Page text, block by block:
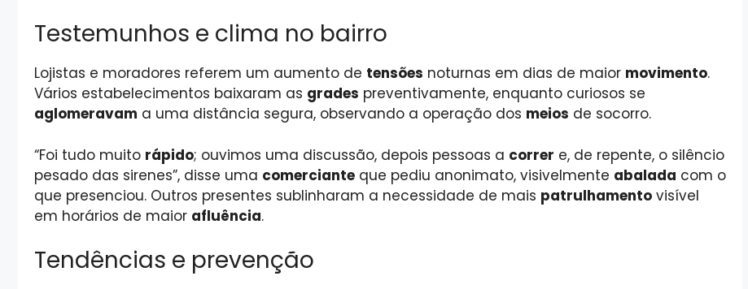
Testemunhos e clima no bairro
Lojistas e moradores referem um aumento de tensões noturnas em dias de maior movimento.
Vários estabelecimentos baixaram as grades preventivamente, enquanto curiosos se
aglomeravam a uma distância segura, observando a operação dos meios de socorro.
“Foi tudo muito rápido; ouvimos uma discussão, depois pessoas a correr e, de repente, o silêncio
pesado das sirenes”, disse uma comerciante que pediu anonimato, visivelmente abalada com o
que presenciou. Outros presentes sublinharam a necessidade de mais patrulhamento visível
em horários de maior afluência.
Tendências e prevenção